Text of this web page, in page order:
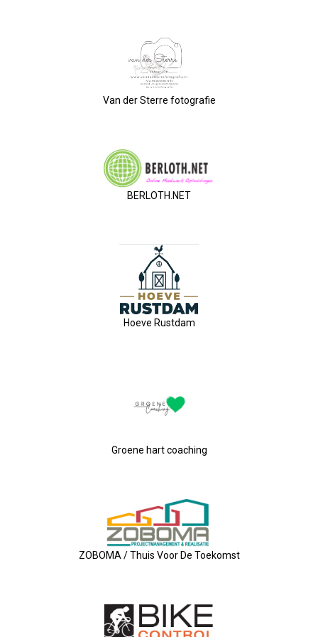
Kascontrole
Flessenpost
UBO-Register (!!)
Netwerkontbijt Rijneke Boulevard
Eerste Meet & Greet Druk Bezocht
Save The Date(s)
Nieuw Bestuur
2026-07-10 OVZ Ledendag
20-11-2026 Dag Van De Ondernemer
Archief
15-04-2026 ALV!
Van der Sterre fotografie
BERLOTH.NET
Hoeve Rustdam
Groene hart coaching
ZOBOMA / Thuis Voor De Toekomst